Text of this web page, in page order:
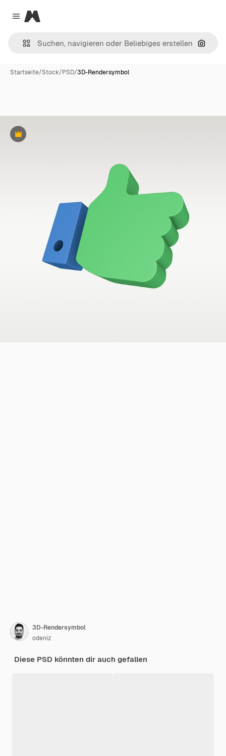
Close menu
Magnific
Nach
Startseite/Stock/PSD/3D-Rendersymbol
Premium
3D-Rendersymbol
odeniz
Diese PSD könnten dir auch gefallen